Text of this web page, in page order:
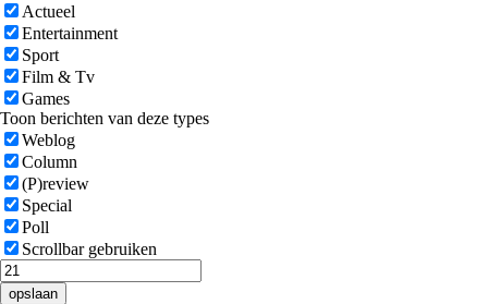
Actueel
Entertainment
Sport
Film & Tv
Games
Toon berichten van deze types
Weblog
Column
(P)review
Special
Poll
Scrollbar gebruiken
opslaan